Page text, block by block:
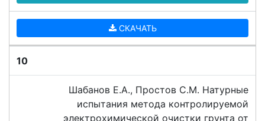
СКАЧАТЬ
10
Шабанов Е.А., Простов С.М. Натурные
испытания метода контролируемой
электрохимической очистки грунта от